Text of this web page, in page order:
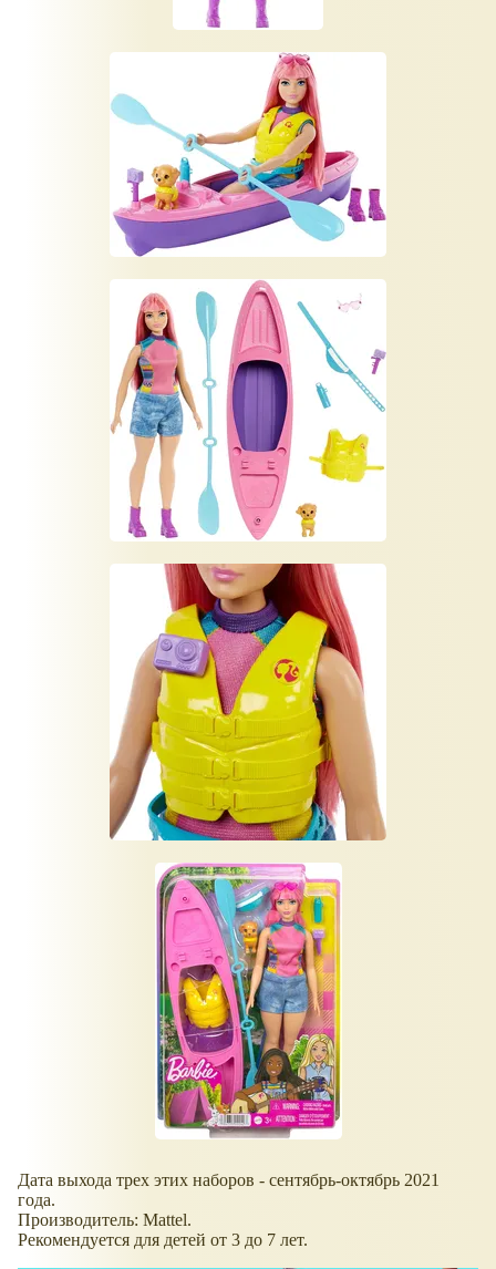
Дата выхода трех этих наборов - сентябрь-октябрь 2021
года.
Производитель: Mattel.
Рекомендуется для детей от 3 до 7 лет.